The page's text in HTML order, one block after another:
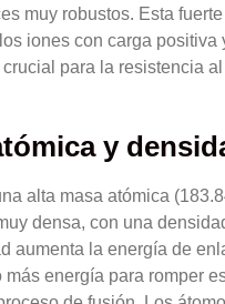
muy robustos. Esta
iones con carga positiva
para la resistencia al
y
alta masa atómica
densa, con una
aumenta la energía de
energía para romper